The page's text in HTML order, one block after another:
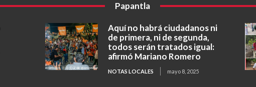
Papantla
Aquí no habrá ciudadanos ni
de primera, ni de segunda,
todos serán tratados igual:
afirmó Mariano Romero
NOTAS LOCALES mayo 8, 2025